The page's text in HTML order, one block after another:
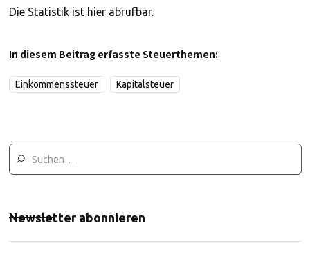
Die Statistik ist hier abrufbar.
In diesem Beitrag erfasste Steuerthemen:
Einkommenssteuer Kapitalsteuer
Newsletter abonnieren